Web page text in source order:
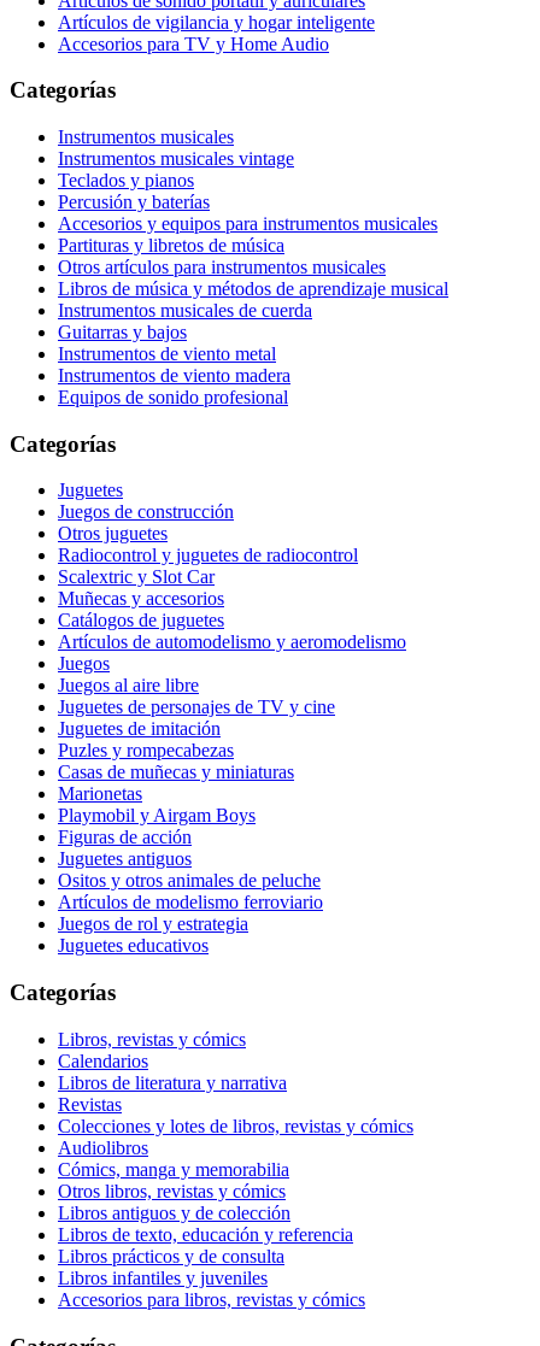
Artículos de vigilancia y hogar inteligente
Accesorios para TV y Home Audio
Categorías
Instrumentos musicales
Instrumentos musicales vintage
Teclados y pianos
Percusión y baterías
Accesorios y equipos para instrumentos musicales
Partituras y libretos de música
Otros artículos para instrumentos musicales
Libros de música y métodos de aprendizaje musical
Instrumentos musicales de cuerda
Guitarras y bajos
Instrumentos de viento metal
Instrumentos de viento madera
Equipos de sonido profesional
Categorías
Juguetes
Juegos de construcción
Otros juguetes
Radiocontrol y juguetes de radiocontrol
Scalextric y Slot Car
Muñecas y accesorios
Catálogos de juguetes
Artículos de automodelismo y aeromodelismo
Juegos
Juegos al aire libre
Juguetes de personajes de TV y cine
Juguetes de imitación
Puzles y rompecabezas
Casas de muñecas y miniaturas
Marionetas
Playmobil y Airgam Boys
Figuras de acción
Juguetes antiguos
Ositos y otros animales de peluche
Artículos de modelismo ferroviario
Juegos de rol y estrategia
Juguetes educativos
Categorías
Libros, revistas y cómics
Calendarios
Libros de literatura y narrativa
Revistas
Colecciones y lotes de libros, revistas y cómics
Audiolibros
Cómics, manga y memorabilia
Otros libros, revistas y cómics
Libros antiguos y de colección
Libros de texto, educación y referencia
Libros prácticos y de consulta
Libros infantiles y juveniles
Accesorios para libros, revistas y cómics